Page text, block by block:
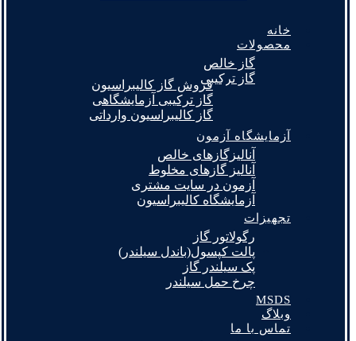
خانه
محصولات
گاز خالص
گاز ترکیبیفروش گاز کالیبراسیون
گاز ترکیبی آزمایشگاهی
گاز کالیبراسیون وارداتی
آزمایشگاه آزمون
آنالیزگازهای خالص
آنالیز گازهای مخلوط
آزمون در سایت مشتری
آزمایشگاه کالیبراسیون
تجهیزات
رگولاتور گاز
پالت کپسول(باندل سیلندر)
پک سیلندر گاز
چرخ حمل سیلندر
MSDS
وبلاگ
تماس با ما